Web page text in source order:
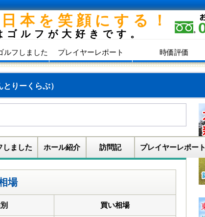
本を笑顔にする！
ゴルフが大好きです。
ルフしました プレイヤーレポート 時価評価
とりーくらぶ）
しました ホール紹介 訪問記 プレイヤーレポート
場
買い相場